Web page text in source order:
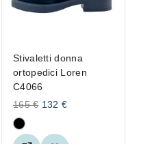
Stivaletti donna
ortopedici Loren
C4066
165€ 132€